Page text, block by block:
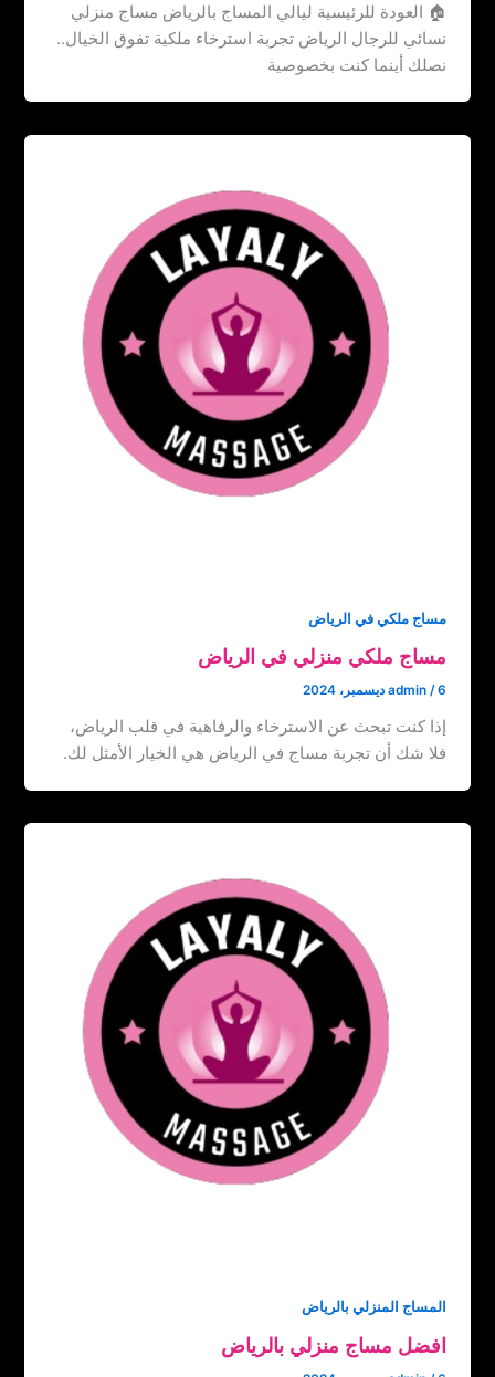
🏠 العودة للرئيسية ليالي المساج بالرياض مساج منزلي
نسائي للرجال الرياض تجربة استرخاء ملكية تفوق الخيال..
نصلك أينما كنت بخصوصية
مساج ملكي في الرياض
مساج ملكي منزلي في الرياض
admin /6 ديسمبر، 2024
إذا كنت تبحث عن الاسترخاء والرفاهية في قلب الرياض،
فلا شك أن تجربة مساج في الرياض هي الخيار الأمثل لك.
المساج المنزلي بالرياض
افضل مساج منزلي بالرياض